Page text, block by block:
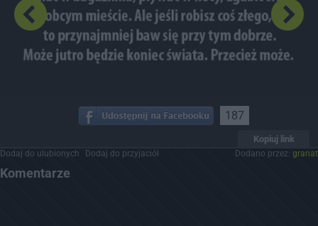
187
Kopiuj link
Dodaj do ulubionych Dodaj do przyjaciół Dodano przez: granat
Komentarze